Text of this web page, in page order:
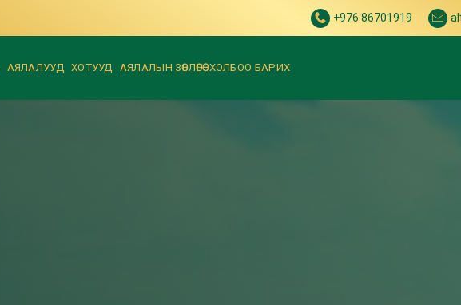
+976 86701919
АЯЛАЛУУД ХОТУУД АЯЛАЛЫН ЗӨВЛӨГӨӨ ХОЛБОО БАРИХ